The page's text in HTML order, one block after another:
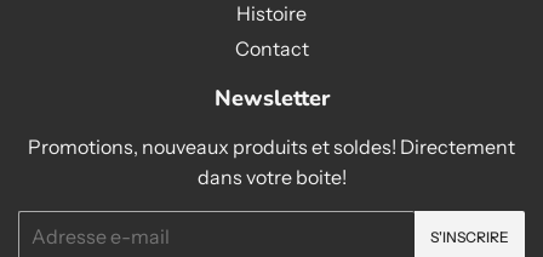
Histoire
Contact
Newsletter
Promotions, nouveaux produits et soldes! Directement
dans votre boite!
mails
S'INSCRIRE